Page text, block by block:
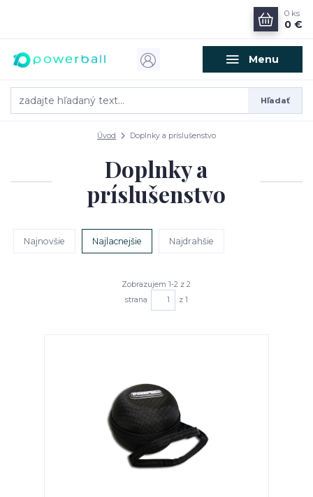
Menu
Hľadať
0 ks
0 €
Úvod Doplnky a príslušenstvo
Doplnky a
príslušenstvo
Najnovšie Najlacnejšie Najdrahšie
Zobrazujem 1-2 z 2
strana
z 1